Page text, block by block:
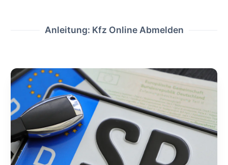
Anleitung: Kfz Online Abmelden